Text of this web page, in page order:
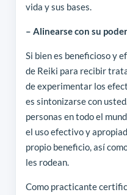
vida y sus bases.
– Alinearse con su
Si bien es beneficioso y
de Reiki para recibir
de experimentar los
es sintonizarse con
personas en todo el
el uso efectivo y
propio beneficio, así
les rodean.
Como practicante